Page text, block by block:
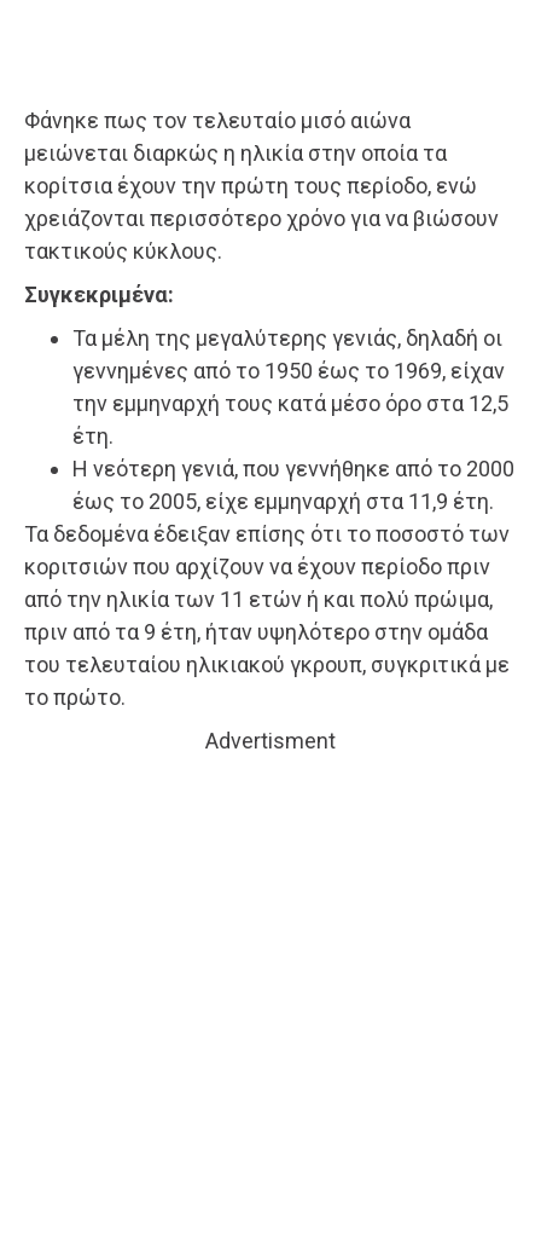
Φάνηκε πως τον τελευταίο μισό αιώνα
μειώνεται διαρκώς η ηλικία στην οποία τα
κορίτσια έχουν την πρώτη τους περίοδο, ενώ
χρειάζονται περισσότερο χρόνο για να βιώσουν
τακτικούς κύκλους.
Συγκεκριμένα:
Τα μέλη της μεγαλύτερης γενιάς, δηλαδή οι
γεννημένες από το 1950 έως το 1969, είχαν
την εμμηναρχή τους κατά μέσο όρο στα 12,5
έτη.
Η νεότερη γενιά, που γεννήθηκε από το 2000
έως το 2005, είχε εμμηναρχή στα 11,9 έτη.
Τα δεδομένα έδειξαν επίσης ότι το ποσοστό των
κοριτσιών που αρχίζουν να έχουν περίοδο πριν
από την ηλικία των 11 ετών ή και πολύ πρώιμα,
πριν από τα 9 έτη, ήταν υψηλότερο στην ομάδα
του τελευταίου ηλικιακού γκρουπ, συγκριτικά με
το πρώτο.
Advertisment